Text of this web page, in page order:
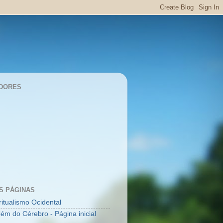
PÁGINAS
Ocidental
do Cérebro - Página inicial